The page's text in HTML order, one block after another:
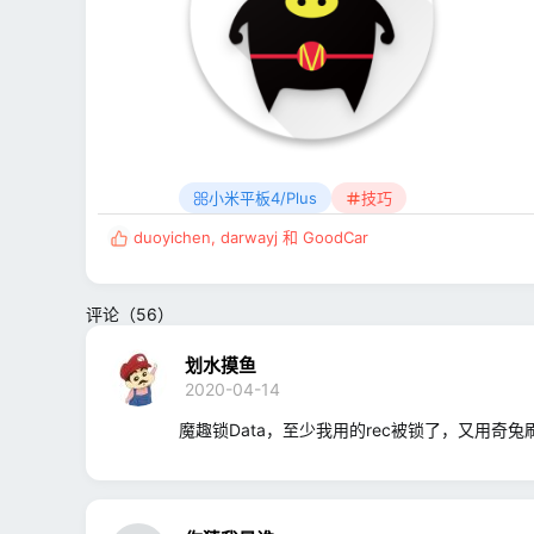
小米平板4/Plus 技巧
反
:
duoyichen, darwayj 和 GoodCar
评论（56）
划水摸鱼
2020-04-14
魔趣锁Data，至少我用的rec被锁了，又用奇兔